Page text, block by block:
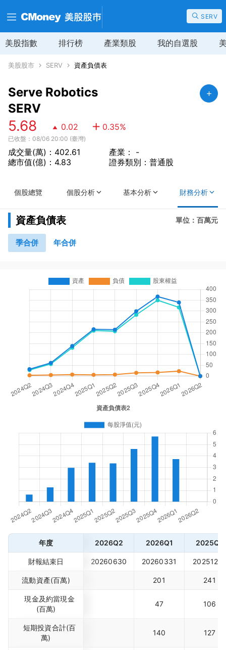
SERV
美股指數 排行榜 產業類股 我的自選股
美股股市 SERV 資產負債表
Serve Robotics
SERV
5.68 0.02 0.35%
已收盤：08/06 20:00 (臺灣)
成交量(萬)：402.61
總市值(億)：4.83
產業： -
證券類別：普通股
個股總覽 個股分析 基本分析 財務分析
資產負債表 單位：百萬元
季合併 年合併
年度 2026Q2 2026Q1 2025Q4
財報結束日 20260630 20260331 20251231
流動資產(百萬) 201 241
現金及約當現金
(百萬)
47 106
短期投資合計(百
萬)
140 127